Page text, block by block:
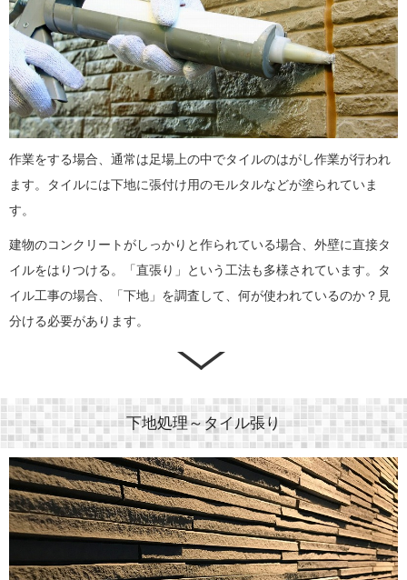
作業をする場合、通常は足場上の中でタイルのはがし作業が行われ
ます。タイルには下地に張付け用のモルタルなどが塗られていま
す。
建物のコンクリートがしっかりと作られている場合、外壁に直接タ
イルをはりつける。「直張り」という工法も多様されています。タ
イル工事の場合、「下地」を調査して、何が使われているのか？見
分ける必要があります。
下地処理～タイル張り